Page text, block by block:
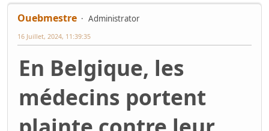
Ouebmestre Administrator
16 Juillet, 2024, 11:39:35
En Belgique, les
médecins portent